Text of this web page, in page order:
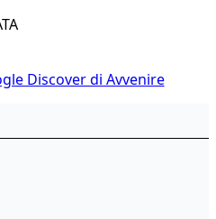
Discover di Avvenire